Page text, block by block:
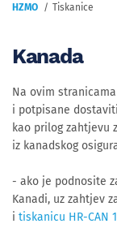
HZMO Tiskanice
Kanada
Na ovim
i potpisane
kao prilog zahtjevu
iz kanadskog
- ako je podnosite
Kanadi, uz zahtjev
i tiskanicu HR-CAN 1